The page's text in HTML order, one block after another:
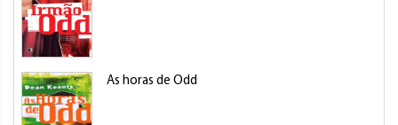
As horas de Odd